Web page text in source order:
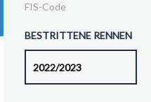
FIS-Code
BESTRITTENE RENNEN